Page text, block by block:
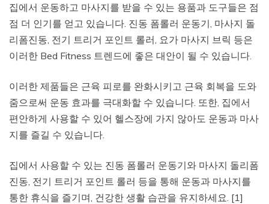
집에서 운동하고 마사지를 받을 수 있는 용품과 도구들은 점
점 더 인기를 얻고 있습니다. 진동 폼롤러 운동기, 마사지 돌
리폼진동, 전기 트리거 포인트 롤러, 요가 마사지 브릭 등은
이러한 Bed Fitness 트렌드에 좋은 대안이 될 수 있습니다.
이러한 제품들은 근육 피로를 완화시키고 근육 회복을 도와
줌으로써 운동 효과를 극대화할 수 있습니다. 또한, 집에서
편안하게 사용할 수 있어 헬스장에 가지 않아도 운동과 마사
지를 즐길 수 있습니다.
집에서 사용할 수 있는 진동 폼롤러 운동기와 마사지 돌리폼
진동, 전기 트리거 포인트 롤러 등을 통해 운동과 마사지를
통한 휴식을 즐기며, 건강한 생활 습관을 유지하세요. [1]